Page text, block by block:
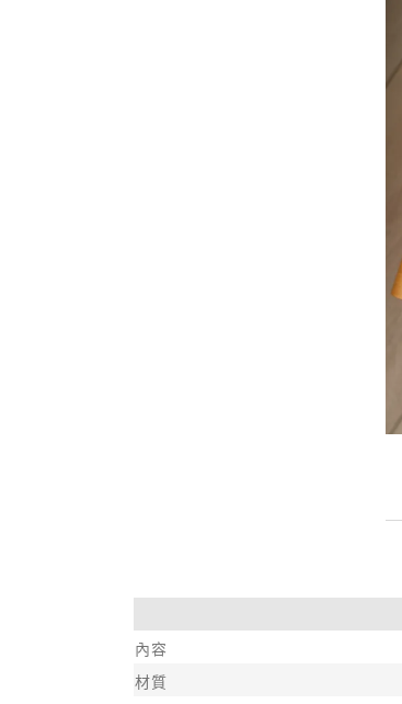
內容
材質